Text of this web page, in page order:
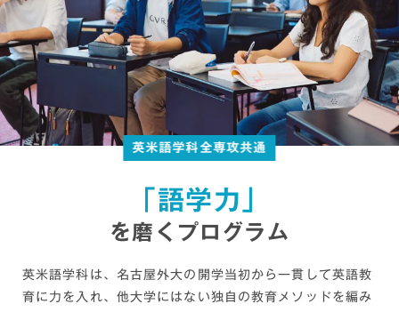
英米語学科全専攻共通
「語学力」
を磨くプログラム
英米語学科は、名古屋外大の開学当初から一貫して英語教
育に力を入れ、他大学にはない独自の教育メソッドを編み